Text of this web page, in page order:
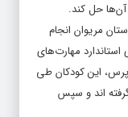
۹ تا ۱۱ ساله شهرستان مریوان انجام
مهارت‌های
این کودکان طی
گرفته اند و سپس